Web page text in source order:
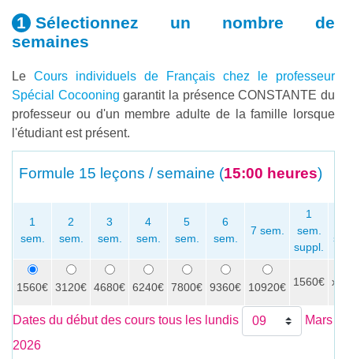
Sélectionnez un nombre de
semaines
Le Cours individuels de Français chez le professeur
Spécial Cocooning garantit la présence CONSTANTE du
professeur ou d'un membre adulte de la famille lorsque
l'étudiant est présent.
Formule 15 leçons / semaine (15:00 heures)
1
sem.
2
sem.
3
sem.
4
sem.
5
sem.
6
sem.
7 sem.
1
sem.
suppl.
1560€ 3120€ 4680€ 6240€ 7800€ 9360€ 10920€ 1560€ x
Dates du début des cours tous les lundis
Mars
2026